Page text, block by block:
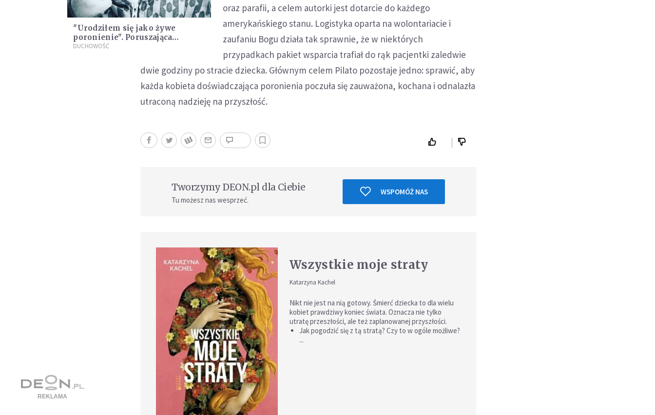
"Urodziłem się jako żywe
poronienie". Poruszająca
historia przyjścia na świat ks.
DUCHOWOŚĆ
oraz parafii, a celem autorki jest dotarcie do każdego
amerykańskiego stanu. Logistyka oparta na wolontariacie i
zaufaniu Bogu działa tak sprawnie, że w niektórych
przypadkach pakiet wsparcia trafiał do rąk pacjentki zaledwie
dwie godziny po stracie dziecka. Głównym celem Pilato pozostaje jedno: sprawić, aby
każda kobieta doświadczająca poronienia poczuła się zauważona, kochana i odnalazła
utraconą nadzieję na przyszłość.
Tworzymy DEON.pl dla Ciebie
Tu możesz nas wesprzeć.
WSPOMÓŻ NAS
Wszystkie moje straty
Katarzyna Kachel
Nikt nie jest na nią gotowy. Śmierć dziecka to dla wielu
kobiet prawdziwy koniec świata. Oznacza nie tylko
utratę przeszłości, ale też zaplanowanej przyszłości.
Jak pogodzić się z tą stratą? Czy to w ogóle możliwe?
...